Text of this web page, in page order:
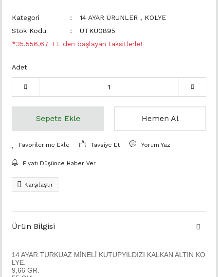
Kategori 14 AYAR ÜRÜNLER , KOLYE
Stok Kodu
UTKU0895
*35.556,67 TL den başlayan taksitlerle!
Adet
Sepete Ekle Hemen Al
Tavsiye Et Yorum Yaz
Fiyatı Düşünce Haber Ver
Karşılaştır
Ürün Bilgisi
14 AYAR TURKUAZ MİNELİ KUTUPYILDIZI KALKAN ALTIN KO
LYE.
9,66 GR.